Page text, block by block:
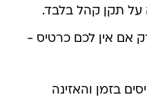
אם אין לכם כרטיס -
בזמן והאזינה